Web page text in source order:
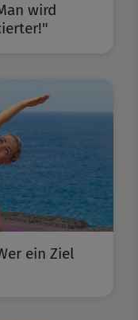
wird
ein Ziel